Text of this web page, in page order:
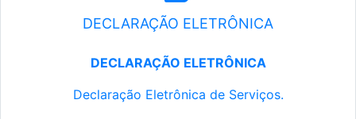
DECLARAÇÃO ELETRÔNICA
DECLARAÇÃO ELETRÔNICA
Declaração Eletrônica de Serviços.